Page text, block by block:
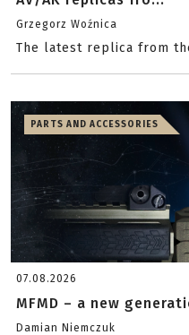
Grzegorz Woźnica
The latest replica from
PARTS AND ACCESSORIES
07.08.2026
MFMD – a new
Damian Niemczuk